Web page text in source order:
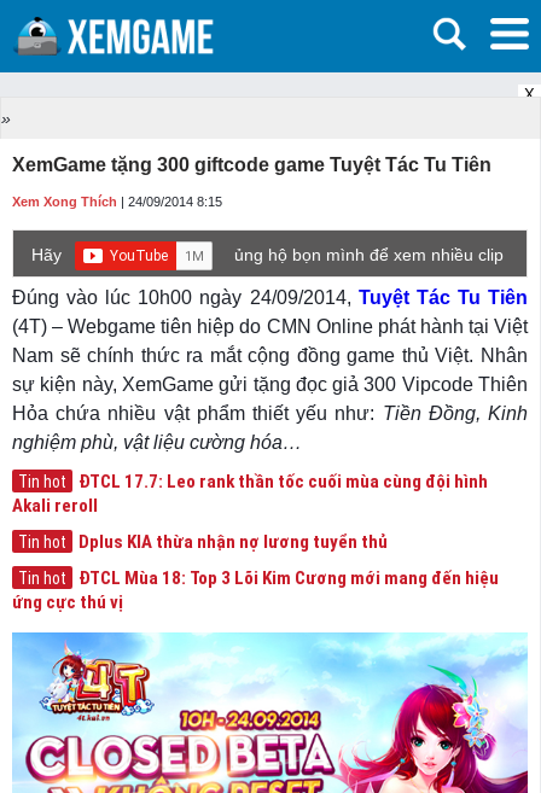
X
»
XemGame tặng 300 giftcode game Tuyệt Tác Tu Tiên
Xem Xong Thích | 24/09/2014 8:15
Hãy
ủng hộ bọn mình để xem nhiều clip
game mới hơn nhé!
Đúng vào lúc 10h00 ngày 24/09/2014, Tuyệt Tác Tu Tiên
(4T) – Webgame tiên hiệp do CMN Online phát hành tại Việt
Nam sẽ chính thức ra mắt cộng đồng game thủ Việt. Nhân
sự kiện này, XemGame gửi tặng đọc giả 300 Vipcode Thiên
Hỏa chứa nhiều vật phẩm thiết yếu như: Tiền Đồng, Kinh
nghiệm phù, vật liệu cường hóa…
Tin hot
ĐTCL 17.7: Leo rank thần tốc cuối mùa cùng đội hình
Akali reroll
Tin hot Dplus KIA thừa nhận nợ lương tuyển thủ
Tin hot
ĐTCL Mùa 18: Top 3 Lõi Kim Cương mới mang đến hiệu
ứng cực thú vị